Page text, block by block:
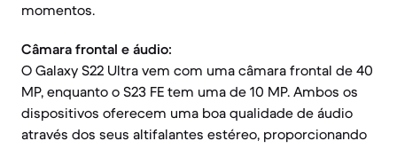
momentos.
Câmara frontal e áudio:
O Galaxy S22 Ultra vem com uma câmara frontal de 40
MP, enquanto o S23 FE tem uma de 10 MP. Ambos os
dispositivos oferecem uma boa qualidade de áudio
através dos seus altifalantes estéreo, proporcionando